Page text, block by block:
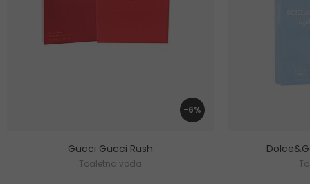
-6%
Gucci Gucci Rush
Toaletna voda